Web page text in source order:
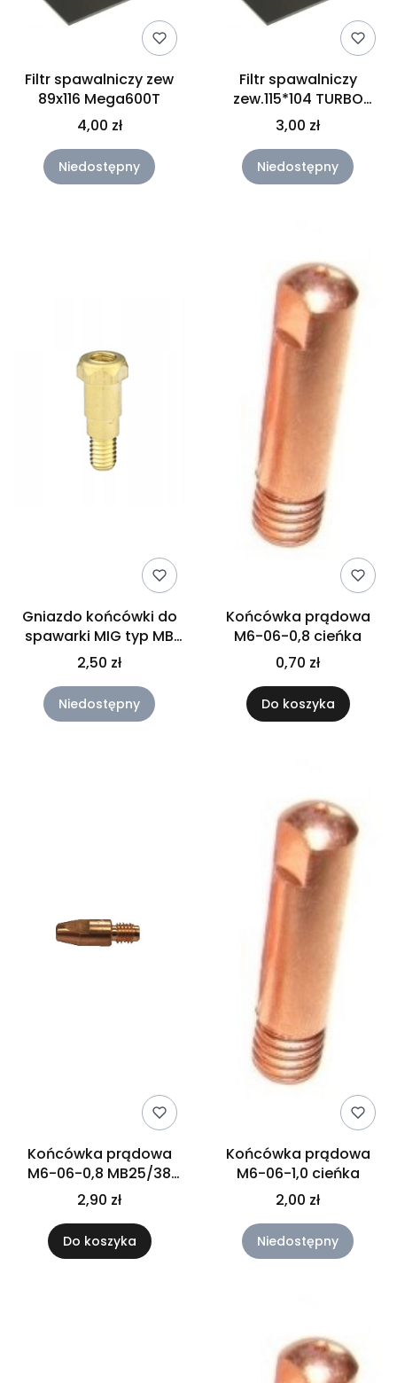
Filtr spawalniczy zew
89x116 Mega600T
4,00 zł
Niedostępny
Filtr spawalniczy
zew.115*104 TURBO
TRUE,NOVA
3,00 zł
Niedostępny
Gniazdo końcówki do
spawarki MIG typ MB
24
2,50 zł
Niedostępny
Końcówka prądowa
M6-06-0,8 cieńka
0,70 zł
Do koszyka
Końcówka prądowa
M6-06-0,8 MB25/38
średnia
2,90 zł
Do koszyka
Końcówka prądowa
M6-06-1,0 cieńka
2,00 zł
Niedostępny